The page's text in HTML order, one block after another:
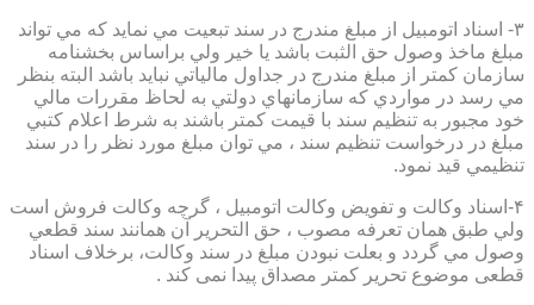
۳- اسناد اتومبيل از مبلغ مندرج در سند تبعيت مي نمايد كه مي تواند
مبلغ ماخذ وصول حق الثبت باشد يا خير ولي براساس بخشنامه
سازمان كمتر از مبلغ مندرج در جداول مالياتي نبايد باشد البته بنظر
مي رسد در مواردي كه سازمانهاي دولتي به لحاظ مقررات مالي
خود مجبور به تنظيم سند با قيمت كمتر باشند به شرط اعلام كتبي
مبلغ در درخواست تنظيم سند ، مي توان مبلغ مورد نظر را در سند
تنظيمي قيد نمود.
۴-اسناد وكالت و تفويض وكالت اتومبيل ، گرچه وكالت فروش است
ولي طبق همان تعرفه مصوب ، حق التحرير آن همانند سند قطعي
وصول مي گردد و بعلت نبودن مبلغ در سند وكالت، برخلاف اسناد
قطعی موضوع تحریر کمتر مصداق پیدا نمی کند .